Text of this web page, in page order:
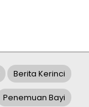
Berita Kerinci
Penemuan Bayi